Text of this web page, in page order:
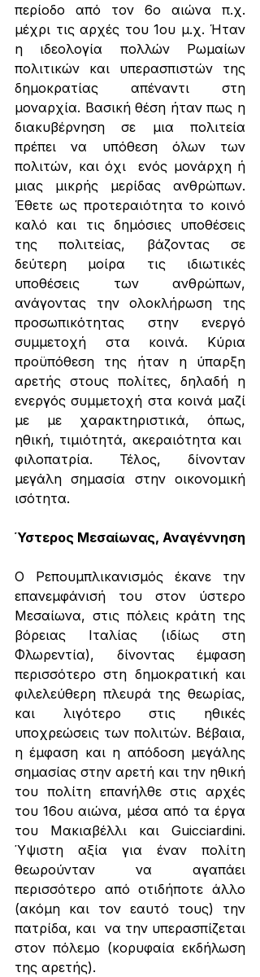
περίοδο από τον 6ο αιώνα π.χ.
μέχρι τις αρχές του 1ου μ.χ. Ήταν
η ιδεολογία πολλών Ρωμαίων
πολιτικών και υπερασπιστών της
δημοκρατίας απέναντι στη
μοναρχία. Βασική θέση ήταν πως η
διακυβέρνηση σε μια πολιτεία
πρέπει να υπόθεση όλων των
πολιτών, και όχι  ενός μονάρχη ή
μιας μικρής μερίδας ανθρώπων.
Έθετε ως προτεραιότητα το κοινό
καλό και τις δημόσιες υποθέσεις
της πολιτείας, βάζοντας σε
δεύτερη μοίρα τις ιδιωτικές
υποθέσεις των ανθρώπων,
ανάγοντας την ολοκλήρωση της
προσωπικότητας στην ενεργό
συμμετοχή στα κοινά. Κύρια
προϋπόθεση της ήταν η ύπαρξη
αρετής στους πολίτες, δηλαδή η
ενεργός συμμετοχή στα κοινά μαζί
με με χαρακτηριστικά, όπως,
ηθική, τιμιότητά, ακεραιότητα και
φιλοπατρία. Τέλος, δίνονταν
μεγάλη σημασία στην οικονομική
ισότητα.
Ύστερος Μεσαίωνας, Αναγέννηση
Ο Ρεπουμπλικανισμός έκανε την
επανεμφάνισή του στον ύστερο
Μεσαίωνα, στις πόλεις κράτη της
βόρειας Ιταλίας (ιδίως στη
Φλωρεντία), δίνοντας έμφαση
περισσότερο στη δημοκρατική και
φιλελεύθερη πλευρά της θεωρίας,
και λιγότερο στις ηθικές
υποχρεώσεις των πολιτών. Βέβαια,
η έμφαση και η απόδοση μεγάλης
σημασίας στην αρετή και την ηθική
του πολίτη επανήλθε στις αρχές
του 16ου αιώνα, μέσα από τα έργα
του Μακιαβέλλι και Guicciardini.
Ύψιστη αξία για έναν πολίτη
θεωρούνταν να αγαπάει
περισσότερο από οτιδήποτε άλλο
(ακόμη και τον εαυτό τους) την
πατρίδα, και  να την υπερασπίζεται
στον πόλεμο (κορυφαία εκδήλωση
της αρετής).